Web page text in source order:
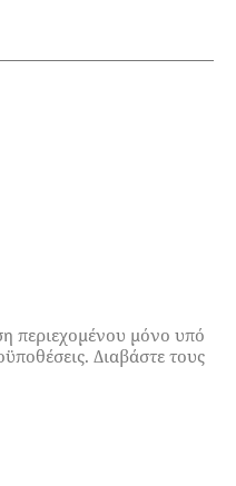
περιεχομένου μόνο υπό
Διαβάστε τους